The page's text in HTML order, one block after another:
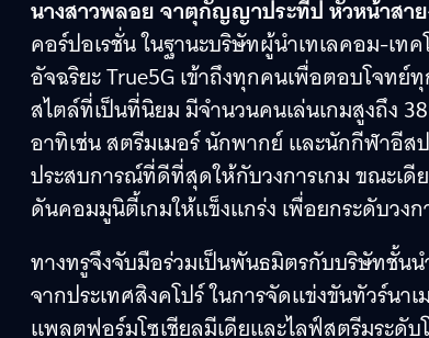
นางสาวพลอย จาตุกัญญาประทีป หัวหน้าสา
คอร์ปอเรชั่น ในฐานะบริษัทผู้นำเทเลคอม-เท
อัจฉริยะ True5G เข้าถึงทุกคนเพื่อตอบโจท
สไตล์ที่เป็นที่นิยม มีจำนวนคนเล่นเกมสูงถึง
อาทิเช่น สตรีมเมอร์ นักพากย์ และนักกีฬาอี
ประสบการณ์ที่ดีที่สุดให้กับวงการเกม ขณะเดี
ดันคอมมูนิตี้เกมให้แข็งแกร่ง เพื่อยกระดับวง
ทางทรูจึงจับมือร่วมเป็นพันธมิตรกับบริษัทชั้น
จากประเทศสิงคโปร์ ในการจัดแข่งขันทัวร์น
แพลตฟอร์มโซเชียลมีเดียและไลฟ์สตรีมระดับ